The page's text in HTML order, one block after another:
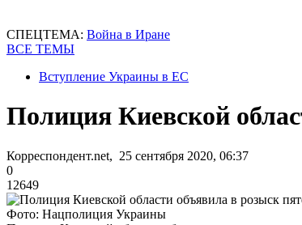
СПЕЦТЕМА: Война в Иране
ВСЕ ТЕМЫ
Вступление Украины в ЕС
Полиция Киевской
Корреспондент.net, 25 сентября 2020, 06:37
0
12649
Фото: Нацполиция Украины